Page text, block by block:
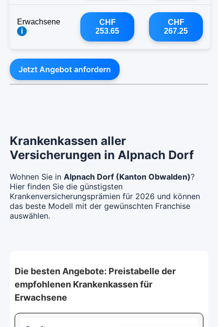
Erwachsene
i
CHF
253.65
CHF
267.25
Jetzt Angebot anfordern
Krankenkassen aller
Versicherungen in Alpnach Dorf
Wohnen Sie in Alpnach Dorf (Kanton Obwalden)?
Hier finden Sie die günstigsten
Krankenversicherungsprämien für 2026 und können
das beste Modell mit der gewünschten Franchise
auswählen.
Die besten Angebote: Preistabelle der
empfohlenen Krankenkassen für
Erwachsene